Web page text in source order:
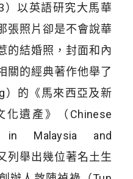
）以英語研究大馬華
張照片卻是不會說華
的結婚照，封面和內
關的經典著作他舉了
）的 《馬來西亞及新
遺產》
（Chinese
in Malaysia and
列舉出幾位著名土生